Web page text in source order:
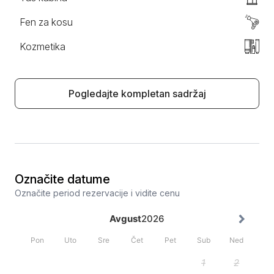
Fen za kosu
Kozmetika
Pogledajte kompletan sadržaj
Označite datume
Označite period rezervacije i vidite cenu